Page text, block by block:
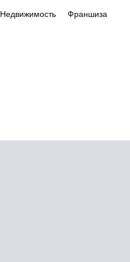
Недвижимость Франшиза